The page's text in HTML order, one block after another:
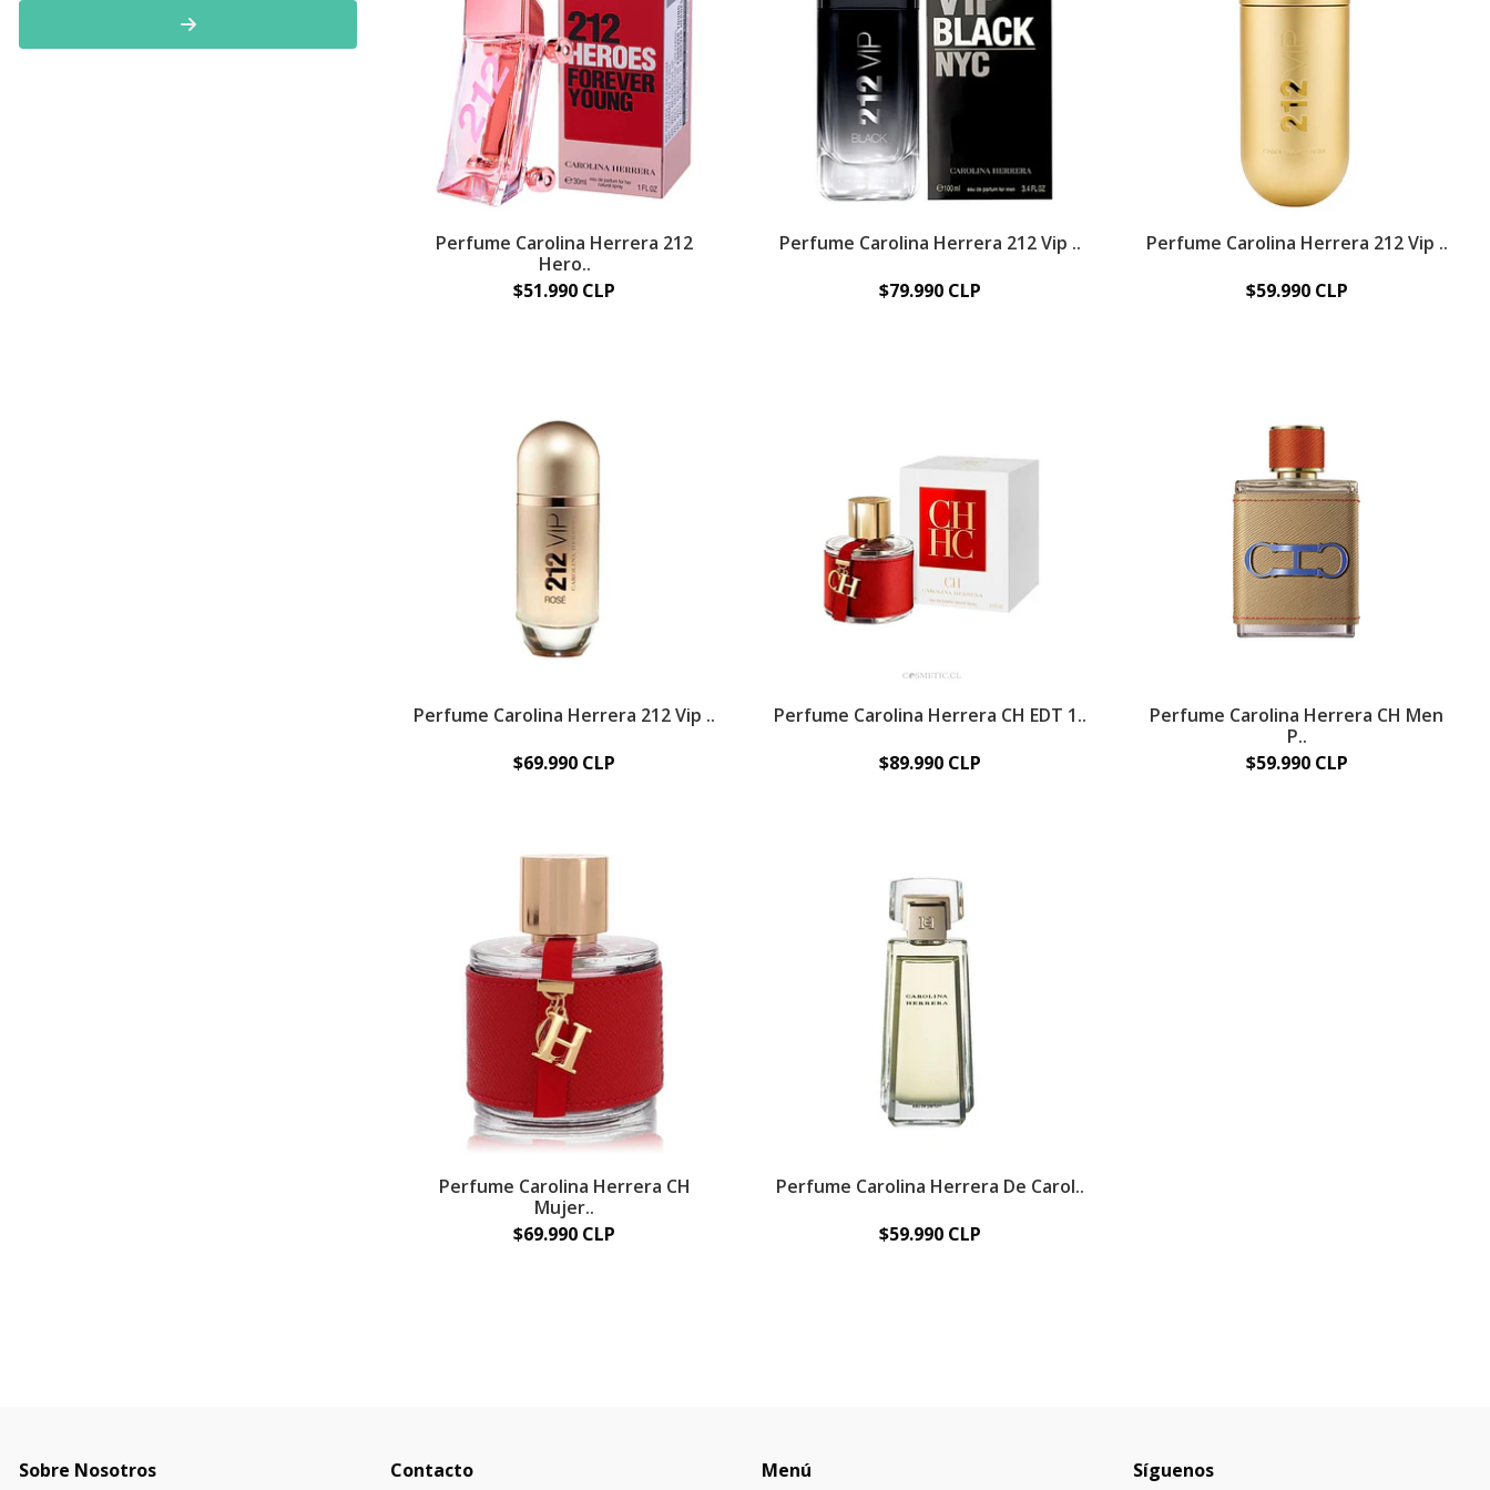
Perfume Carolina Herrera 212
Hero..
$51.990 CLP
Perfume Carolina Herrera 212 Vip ..
$79.990 CLP
Perfume Carolina Herrera 212 Vip ..
$59.990 CLP
Perfume Carolina Herrera 212 Vip ..
$69.990 CLP
Perfume Carolina Herrera CH EDT 1..
$89.990 CLP
Perfume Carolina Herrera CH Men
P..
$59.990 CLP
Perfume Carolina Herrera CH
Mujer..
$69.990 CLP
Perfume Carolina Herrera De Carol..
$59.990 CLP
Sobre Nosotros Contacto Menú Síguenos